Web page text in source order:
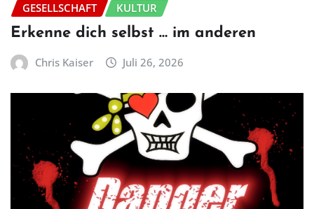
GESELLSCHAFT
KULTUR
Erkenne dich selbst … im anderen
Chris Kaiser Juli 26, 2026